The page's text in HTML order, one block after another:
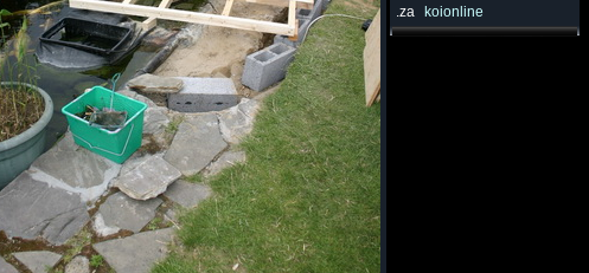
.za
koionline